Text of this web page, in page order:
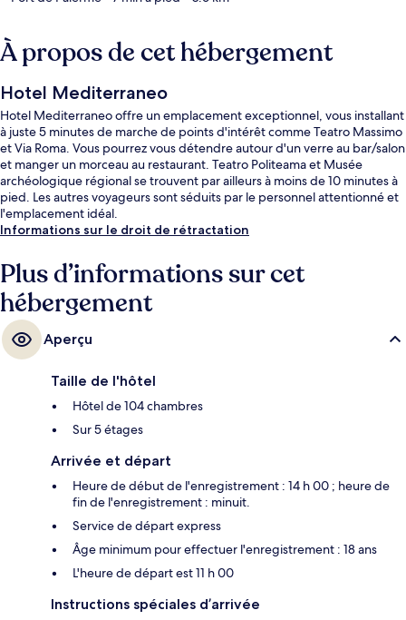
À propos de cet hébergement
Hotel Mediterraneo
Hotel Mediterraneo offre un emplacement exceptionnel, vous installant
à juste 5 minutes de marche de points d'intérêt comme Teatro Massimo
et Via Roma. Vous pourrez vous détendre autour d'un verre au bar/salon
et manger un morceau au restaurant. Teatro Politeama et Musée
archéologique régional se trouvent par ailleurs à moins de 10 minutes à
pied. Les autres voyageurs sont séduits par le personnel attentionné et
l'emplacement idéal.
Informations sur le droit de rétractation
Plus d’informations sur cet
hébergement
Aperçu
Taille de l'hôtel
Hôtel de 104 chambres
Sur 5 étages
Arrivée et départ
Heure de début de l'enregistrement : 14 h 00 ; heure de
fin de l'enregistrement : minuit.
Service de départ express
Âge minimum pour effectuer l'enregistrement : 18 ans
L'heure de départ est 11 h 00
Instructions spéciales d’arrivée